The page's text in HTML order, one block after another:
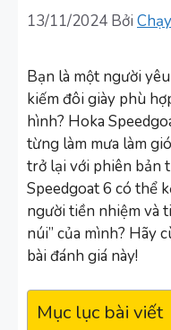
13/11/2024 Bởi
Bạn là một người
kiếm đôi giày phù
hình? Hoka
từng làm mưa làm
trở lại với phiên bản
Speedgoat 6 có thể
người tiền nhiệm và
núi” của mình? Hãy
bài đánh giá này!
Mục lục bài viết